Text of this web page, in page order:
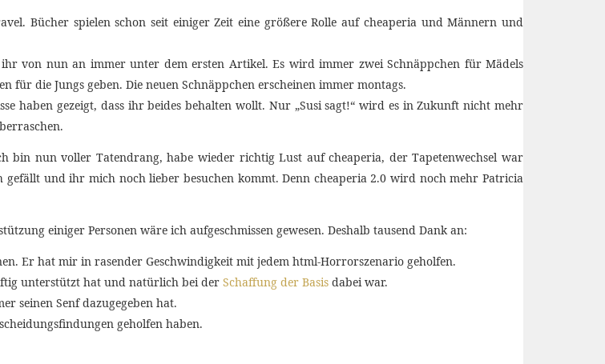
Bücher spielen schon seit einiger Zeit eine größere Rolle auf cheaperia und Männern und
von nun an immer unter dem ersten Artikel. Es wird immer zwei Schnäppchen für Mädels
die Jungs geben. Die neuen Schnäppchen erscheinen immer montags.
haben gezeigt, dass ihr beides behalten wollt. Nur „Susi sagt!“ wird es in Zukunft nicht mehr
bin nun voller Tatendrang, habe wieder richtig Lust auf cheaperia, der Tapetenwechsel war
und ihr mich noch lieber besuchen kommt. Denn cheaperia 2.0 wird noch mehr Patricia
einiger Personen wäre ich aufgeschmissen gewesen. Deshalb tausend Dank an:
Er hat mir in rasender Geschwindigkeit mit jedem html-Horrorszenario geholfen.
unterstützt hat und natürlich bei der Schaffung der Basis dabei war.
seinen Senf dazugegeben hat.
geholfen haben.